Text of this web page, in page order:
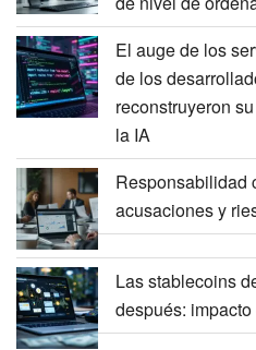
El auge de los
de los
reconstruyeron
la IA
Responsabilidad
acusaciones y
Las stablecoins
después: